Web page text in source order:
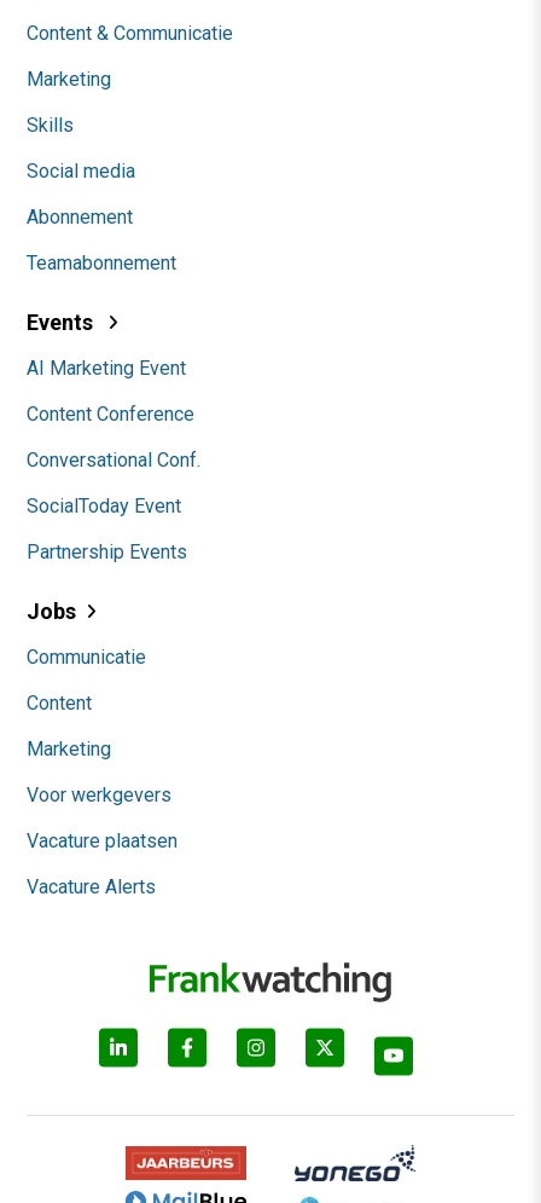
Content & Communicatie
Marketing
Skills
Social media
Abonnement
Teamabonnement
Events
AI Marketing Event
Content Conference
Conversational Conf.
SocialToday Event
Partnership Events
Jobs
Communicatie
Content
Marketing
Voor werkgevers
Vacature plaatsen
Vacature Alerts